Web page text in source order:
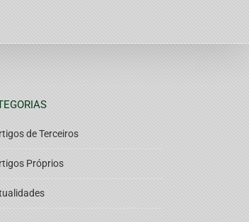
de Terceiros
Próprios